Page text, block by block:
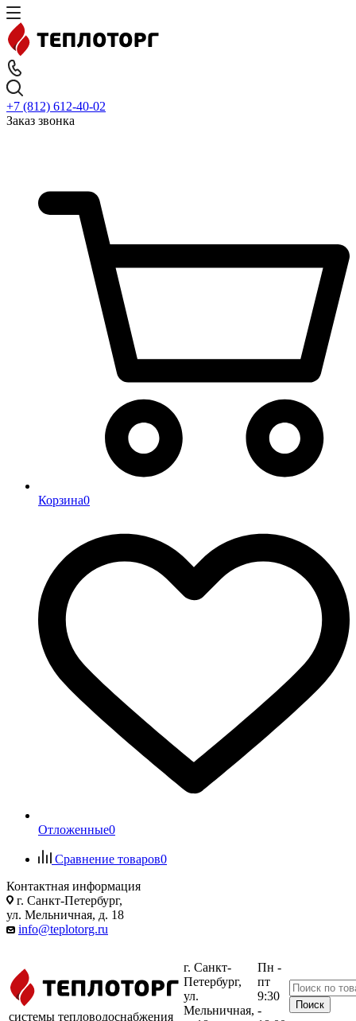
+7 (812) 612-40-02
Заказ звонка
Корзина0
Отложенные0
Сравнение товаров0
Контактная информация
г. Санкт-Петербург,
ул. Мельничная, д. 18
info@teplotorg.ru
системы тепловодоснабжения
г. Санкт-
Петербург,
ул.
Мельничная,
Пн -
пт
9:30
-